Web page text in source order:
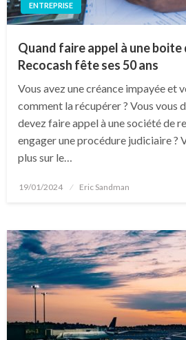
ENTREPRISE
Quand faire appel à une
Recocash fête ses 50 ans
Vous avez une créance impayée et
comment la récupérer ? Vous vous
devez faire appel à une société de
engager une procédure judiciaire ?
plus sur le…
Posted
19/01/2024 Eric Sandman